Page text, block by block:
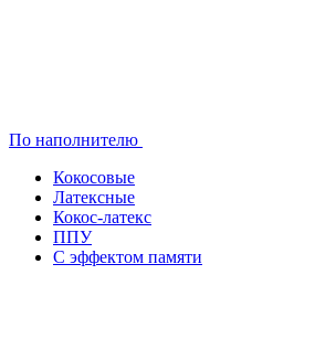
По наполнителю
Кокосовые
Латексные
Кокос-латекс
ППУ
С эффектом памяти